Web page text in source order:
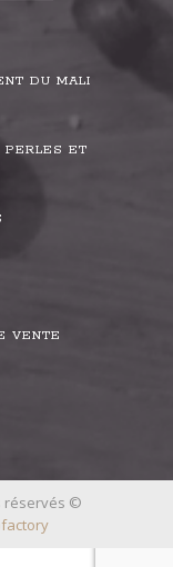
DU MALI
ET
VENTE
réservés ©